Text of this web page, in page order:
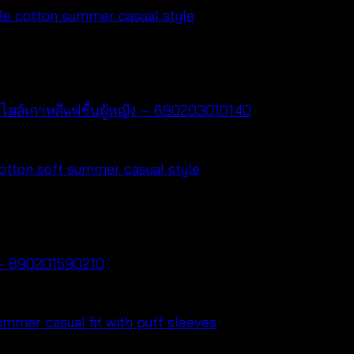
ตล์เกาหลีแฟชั่นผู้หญิง – 690203010140
690201590210